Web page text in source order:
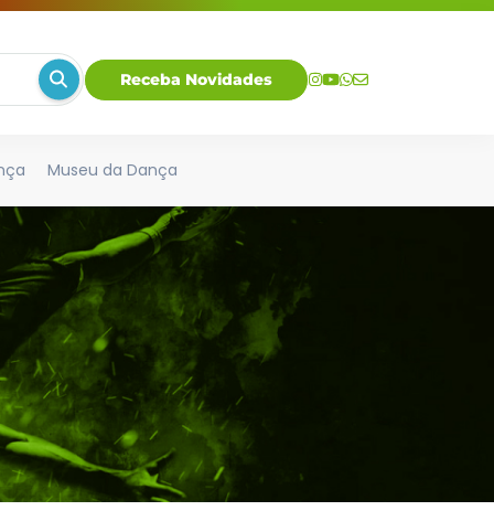
Receba Novidades
Museu da Dança